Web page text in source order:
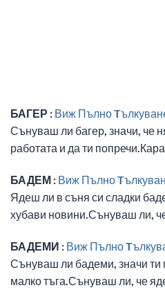
БАГЕР : Виж Пълно
Сънуваш ли багер, значи, че
работата и да ти
БАДЕМ : Виж Пълно
Ядеш ли в съня си сладки
хубави новини.Сънуваш ли,
БАДЕМИ : Виж Пълно
Сънуваш ли бадеми, значи ти
малко тъга.Сънуваш ли, че